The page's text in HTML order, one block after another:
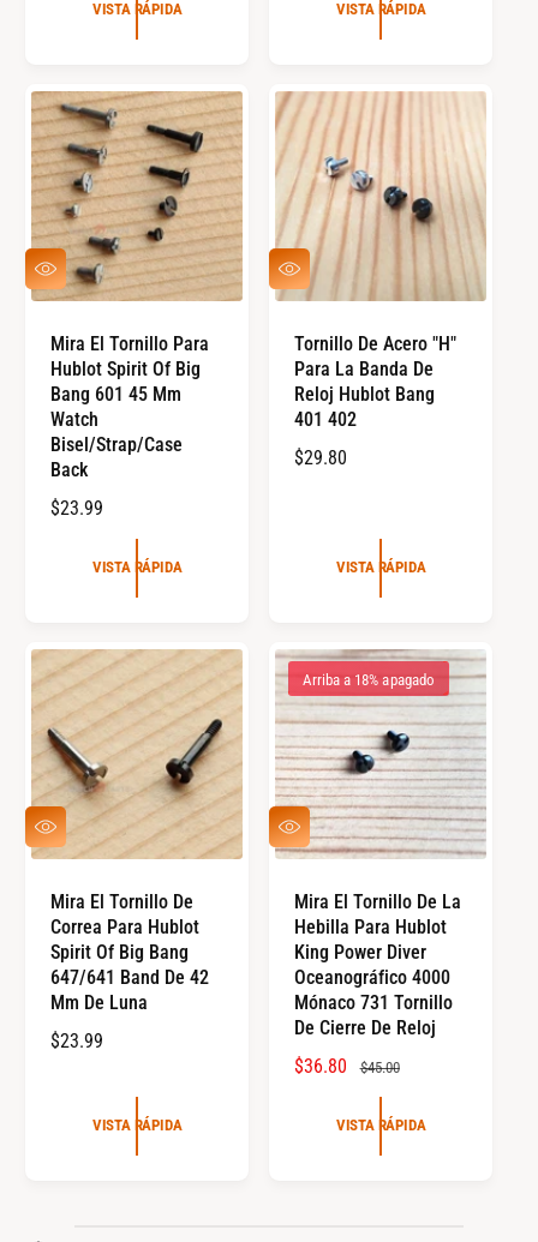
R
E
G
U
L
A
R
VISTA RÁPIDA
O
R
E
G
U
L
A
R
VISTA RÁPIDA
V
I
T
A
R
Á
P
D
A
Mira El Tornillo Para
Hublot Spirit Of Big
Bang 601 45 Mm
Watch
Bisel/Strap/Case
Back
P
O
R
E
G
U
L
A
R
$23.99
VISTA RÁPIDA
V
I
T
R
Á
D
A
Tornillo De Acero "H"
Para La Banda De
Reloj Hublot Bang
401 402
P
E
G
U
L
A
R
$29.80
VISTA RÁPIDA
V
I
T
A
R
Á
P
D
Mira El Tornillo De
Correa Para Hublot
Spirit Of Big Bang
647/641 Band De 42
Mm De Luna
P
$23.99
VISTA RÁPIDA
Arriba a 18% apagado
V
I
T
A
R
Á
P
D
A
Mira El Tornillo De La
Hebilla Para Hublot
King Power Diver
Oceanográfico 4000
Mónaco 731 Tornillo
De Cierre De Reloj
P
$36.80
P
E
$45.00
VISTA RÁPIDA